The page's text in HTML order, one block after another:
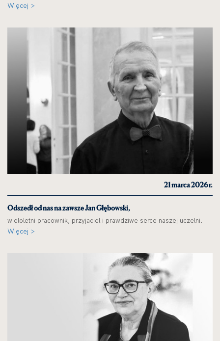
Więcej >
21 marca 2026 r.
Odszedł od nas na zawsze Jan Głębowski,
wieloletni pracownik, przyjaciel i prawdziwe serce naszej uczelni.
Więcej >